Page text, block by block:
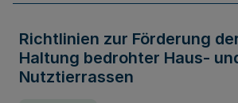
Richtlinien zur Förderung
Haltung bedrohter Haus-
Nutztierrassen